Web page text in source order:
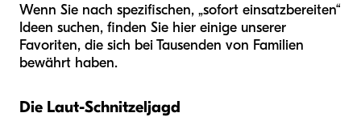
Wenn Sie nach spezifischen, „sofort einsatzbereiten“
Ideen suchen, finden Sie hier einige unserer
Favoriten, die sich bei Tausenden von Familien
bewährt haben.
Die Laut-Schnitzeljagd